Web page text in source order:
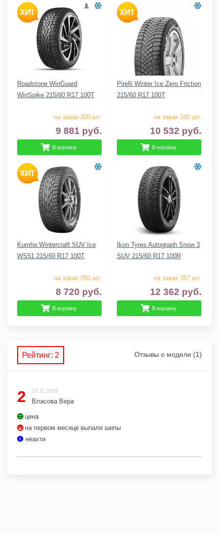
Roadstone WinGuard
WinSpike 215/60 R17 100T
на заказ 300 шт.
9 881 руб.
В корзину
Pirelli Winter Ice Zero Friction
215/60 R17 100T
на заказ 340 шт.
10 532 руб.
В корзину
Kumho Wintercraft SUV Ice
WS51 215/60 R17 100T
на заказ 350 шт.
8 720 руб.
В корзину
Ikon Tyres Autograph Snow 3
SUV 215/60 R17 100R
на заказ 357 шт.
12 362 руб.
В корзину
Рейтинг: 2 Отзывы о модели (1)
2 13.11.2018
Власова Вера
цена
на первом месяце выпали шипы
неахти